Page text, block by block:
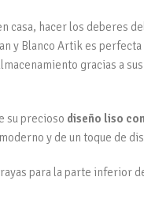
hacer los deberes
y Blanco Artik es
gracias a
su precioso diseño liso
y de un toque de
para la parte inferior